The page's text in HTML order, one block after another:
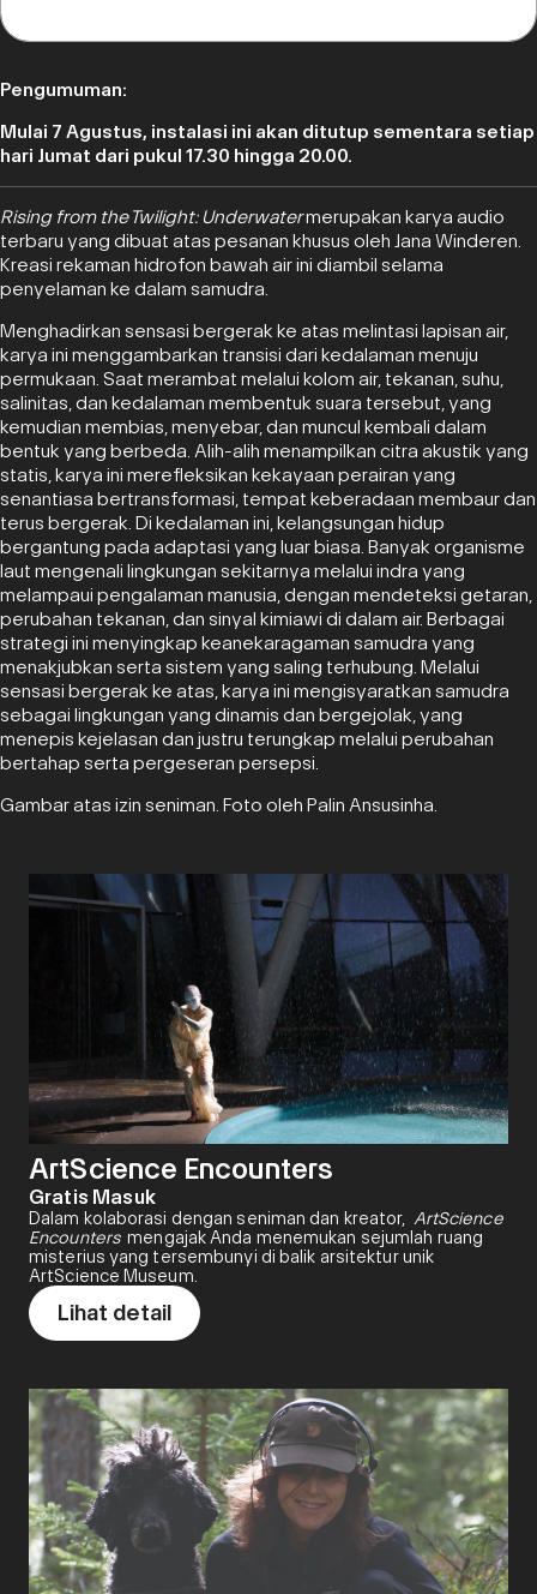
Pengumuman:
Mulai 7 Agustus, instalasi ini akan ditutup sementara setiap
hari Jumat dari pukul 17.30 hingga 20.00.
Rising from the Twilight: Underwatermerupakan karya audio
terbaru yang dibuat atas pesanan khusus oleh Jana Winderen.
Kreasi rekaman hidrofon bawah air ini diambil selama
penyelaman ke dalam samudra.
Menghadirkan sensasi bergerak ke atas melintasi lapisan air,
karya ini menggambarkan transisi dari kedalaman menuju
permukaan. Saat merambat melalui kolom air, tekanan, suhu,
salinitas, dan kedalaman membentuk suara tersebut, yang
kemudian membias, menyebar, dan muncul kembali dalam
bentuk yang berbeda. Alih-alih menampilkan citra akustik yang
statis, karya ini merefleksikan kekayaan perairan yang
senantiasa bertransformasi, tempat keberadaan membaur dan
terus bergerak. Di kedalaman ini, kelangsungan hidup
bergantung pada adaptasi yang luar biasa. Banyak organisme
laut mengenali lingkungan sekitarnya melalui indra yang
melampaui pengalaman manusia, dengan mendeteksi getaran,
perubahan tekanan, dan sinyal kimiawi di dalam air. Berbagai
strategi ini menyingkap keanekaragaman samudra yang
menakjubkan serta sistem yang saling terhubung. Melalui
sensasi bergerak ke atas, karya ini mengisyaratkan samudra
sebagai lingkungan yang dinamis dan bergejolak, yang
menepis kejelasan dan justru terungkap melalui perubahan
bertahap serta pergeseran persepsi.
Gambar atas izin seniman. Foto oleh Palin Ansusinha.
ArtScience Encounters
Gratis Masuk
Dalam kolaborasi dengan seniman dan kreator, ArtScience
Encountersmengajak Anda menemukan sejumlah ruang
misterius yang tersembunyi di balik arsitektur unik
ArtScience Museum.
Lihat detail